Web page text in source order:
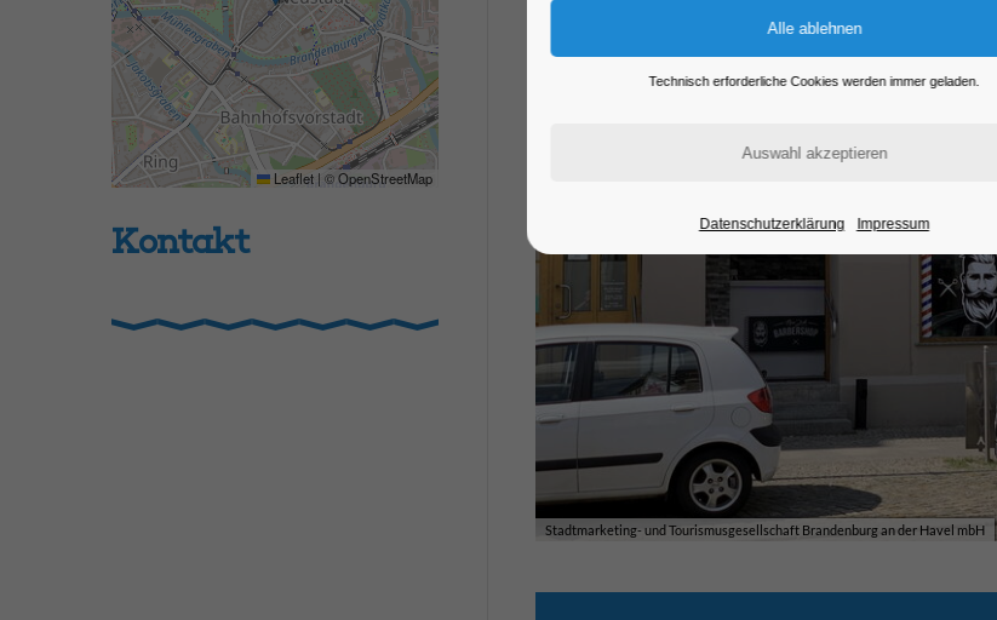
Stadtmarketing- und Tourismusgesellschaft Brandenburg an der Havel mbH
Leaflet | ©OpenStreetMap
Kontakt
Technisch erforderliche Cookies werden immer geladen.
Datenschutzerklärung Impressum